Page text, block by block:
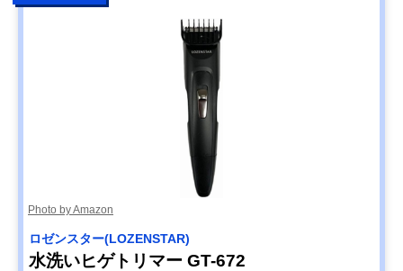
Photo by Amazon
ロゼンスター(LOZENSTAR)
水洗いヒゲトリマー GT-672